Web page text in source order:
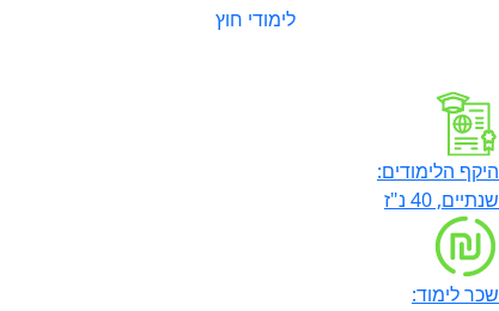
לימודי חוץ
היקף הלימודים:
שנתיים, 40 נ"ז
שכר לימוד: